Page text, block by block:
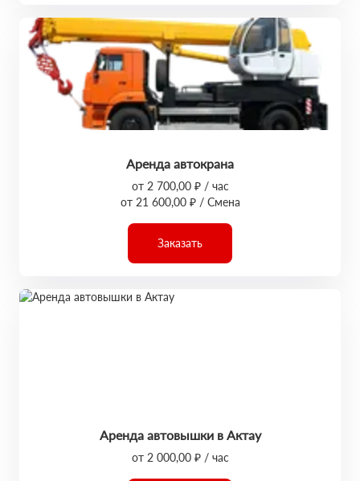
Аренда автокрана
от 2 700,00 ₽ / час
от 21 600,00 ₽ / Смена
Заказать
Аренда автовышки в Актау
от 2 000,00 ₽ / час